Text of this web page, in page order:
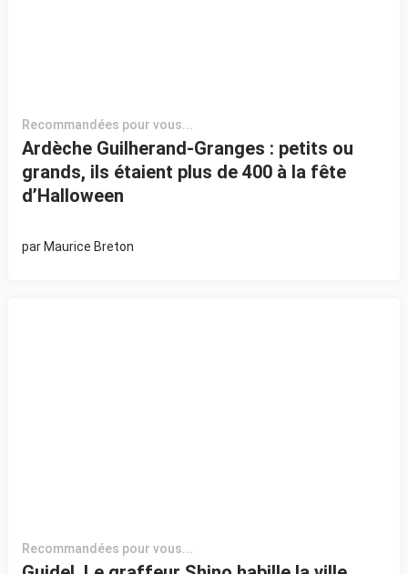
Recommandées pour vous...
Ardèche Guilherand-Granges : petits ou
grands, ils étaient plus de 400 à la fête
d’Halloween
par Maurice Breton
Recommandées pour vous...